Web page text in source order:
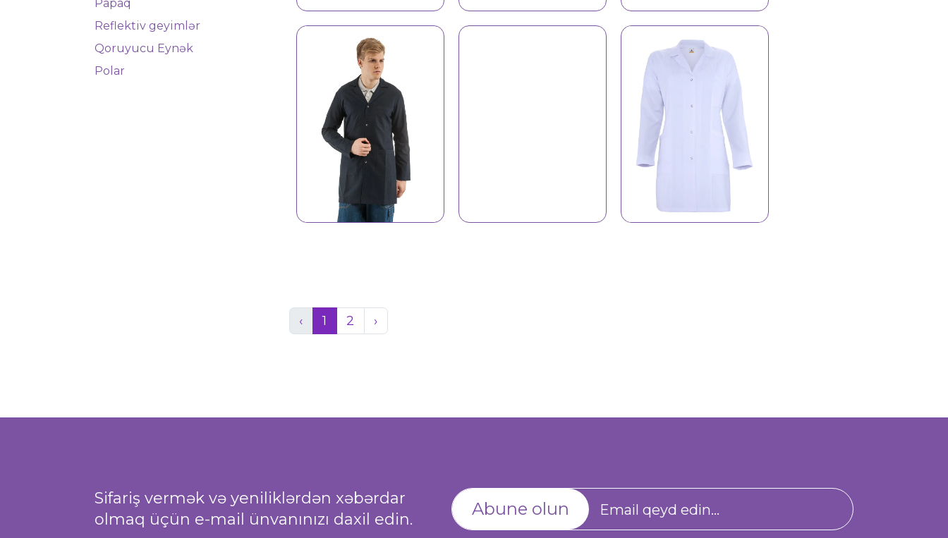
Papaq
Reflektiv geyimlər
Qoruyucu Eynək
Polar
İş geyimi 6101
‹ 1 2 ›
Sifariş vermək və yeniliklərdən xəbərdar
olmaq üçün e-mail ünvanınızı daxil edin.
Abune olun